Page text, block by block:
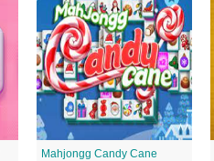
Mahjongg Candy Cane